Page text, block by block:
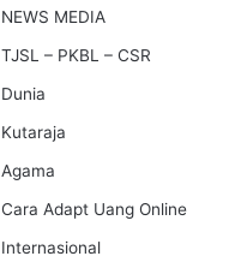
NEWS MEDIA
TJSL – PKBL – CSR
Dunia
Kutaraja
Agama
Cara Adapt Uang Online
Internasional